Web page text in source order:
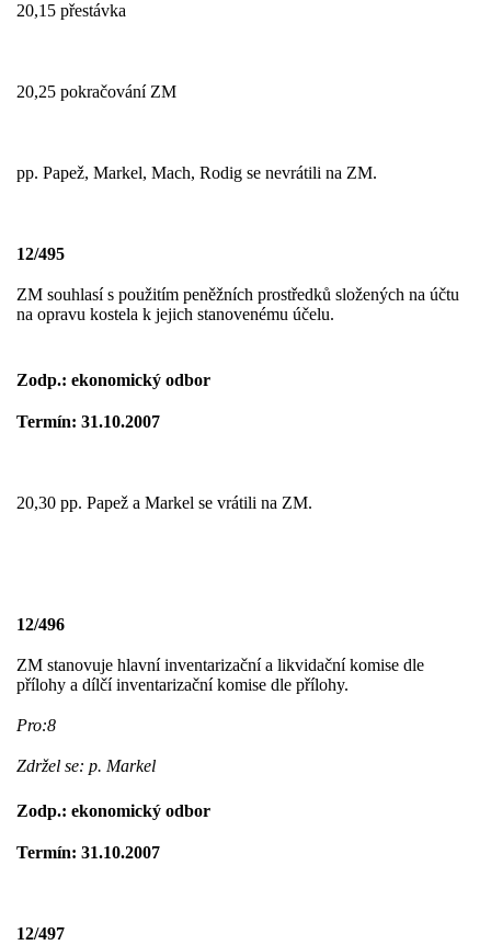
20,15 přestávka
20,25 pokračování ZM
pp. Papež, Markel, Mach, Rodig se nevrátili na ZM.
12/495
ZM souhlasí s použitím peněžních prostředků složených na účtu
na opravu kostela k jejich stanovenému účelu.
Zodp.: ekonomický odbor
Termín: 31.10.2007
20,30 pp. Papež a Markel se vrátili na ZM.
12/496
ZM stanovuje hlavní inventarizační a likvidační komise dle
přílohy a dílčí inventarizační komise dle přílohy.
Pro:8
Zdržel se: p. Markel
Zodp.: ekonomický odbor
Termín: 31.10.2007
12/497